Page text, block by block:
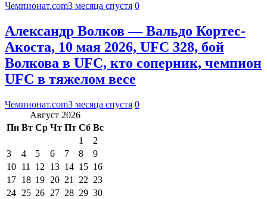
Чемпионат.com3 месяца спустя 0
Александр Волков — Вальдо Кортес-
Акоста, 10 мая 2026, UFC 328, бой
Волкова в UFC, кто соперник, чемпион
UFC в тяжелом весе
Чемпионат.com3 месяца спустя 0
Август 2026
Пн Вт Ср Чт Пт Сб Вс
1
2
3
4 5 6 7 8
9
10 11 12 13 14 15 16
17 18 19 20 21 22 23
24 25 26 27 28 29 30